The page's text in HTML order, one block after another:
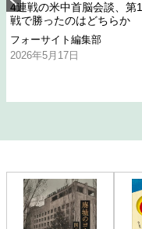
4連戦の米中首脳会談、第1
戦で勝ったのはどちらか
フォーサイト編集部
2026年5月17日